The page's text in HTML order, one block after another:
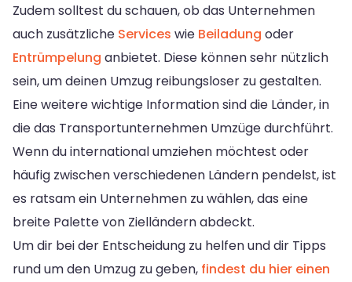
Zudem solltest du schauen, ob das Unternehmen
auch zusätzliche Services wie Beiladung oder
Entrümpelung anbietet. Diese können sehr nützlich
sein, um deinen Umzug reibungsloser zu gestalten.
Eine weitere wichtige Information sind die Länder, in
die das Transportunternehmen Umzüge durchführt.
Wenn du international umziehen möchtest oder
häufig zwischen verschiedenen Ländern pendelst, ist
es ratsam ein Unternehmen zu wählen, das eine
breite Palette von Zielländern abdeckt.
Um dir bei der Entscheidung zu helfen und dir Tipps
rund um den Umzug zu geben, findest du hier einen